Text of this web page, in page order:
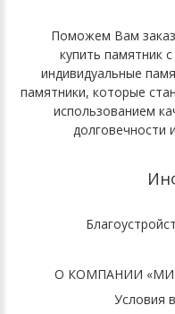
Поможем Вам
купить памятник
индивидуальные
памятники, которые
использованием
долговечности
О КОМПАНИИ
Условия